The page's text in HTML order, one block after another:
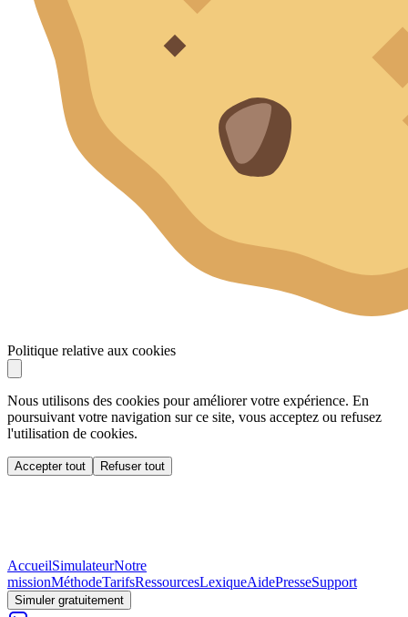
Politique relative aux cookies
Nous utilisons des cookies pour améliorer votre expérience. En
poursuivant votre navigation sur ce site, vous acceptez ou refusez
l'utilisation de cookies.
Accepter tout Refuser tout
AccueilSimulateurNotre
missionMéthodeTarifsRessourcesLexiqueAidePresseSupport
Simuler gratuitement